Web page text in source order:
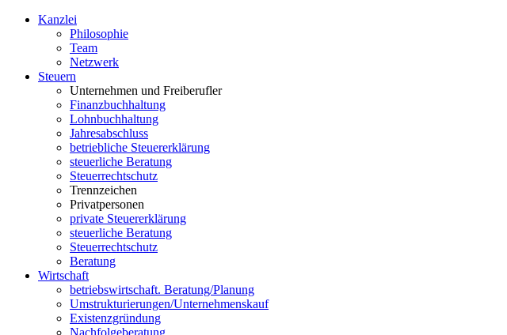
Kanzlei
Philosophie
Team
Netzwerk
Steuern
Unternehmen und Freiberufler
Finanzbuchhaltung
Lohnbuchhaltung
Jahresabschluss
betriebliche Steuererklärung
steuerliche Beratung
Steuerrechtschutz
Trennzeichen
Privatpersonen
private Steuererklärung
steuerliche Beratung
Steuerrechtschutz
Beratung
Wirtschaft
betriebswirtschaft. Beratung/Planung
Umstrukturierungen/Unternehmenskauf
Existenzgründung
Nachfolgeberatung